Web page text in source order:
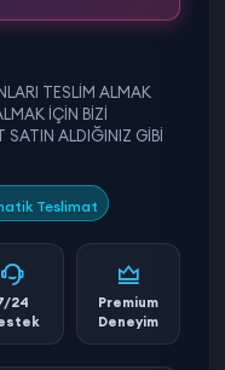
TESLİM ALMAK
İÇİN BİZİ
SATIN ALDIĞINIZ GİBİ
Teslimat
24
Premium
Deneyim